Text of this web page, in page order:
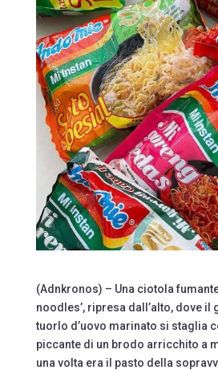
(Adnkronos) – Una ciotola
noodles’, ripresa dall’alto, dove il
tuorlo d’uovo marinato si staglia
piccante di un brodo arricchito a
una volta era il pasto della